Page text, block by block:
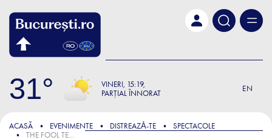
31 VINERI 15:19
PARȚIAL ÎNNORAT
EN
ACASĂ EVENIMENTE DISTREAZǍ-TE
SPECTACOLE
THE FOOL TERASA: OPEN-MIC ROAST BATTLE MCS: PĂUNE & MOISE